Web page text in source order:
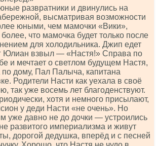
развратники и двинулись на
высматривая возможности
юными, чем мамочки «Вики»,
что мамочка будет только после
для холодильника. Джип едет
Юлиан взвыл — «Настя!» Справа по
и мечтает о светлом будущем Настя,
по дому, Пал Палыча, капитана
Родители Насти как уехала в своё
так уже восемь лет благоденствуют.
хотя и немного присылают,
у деди Насти «не очень». Но
уже давно не до дочки — устроились
развитого империализма и живут
дорогой дедушка, вперёд и с песней